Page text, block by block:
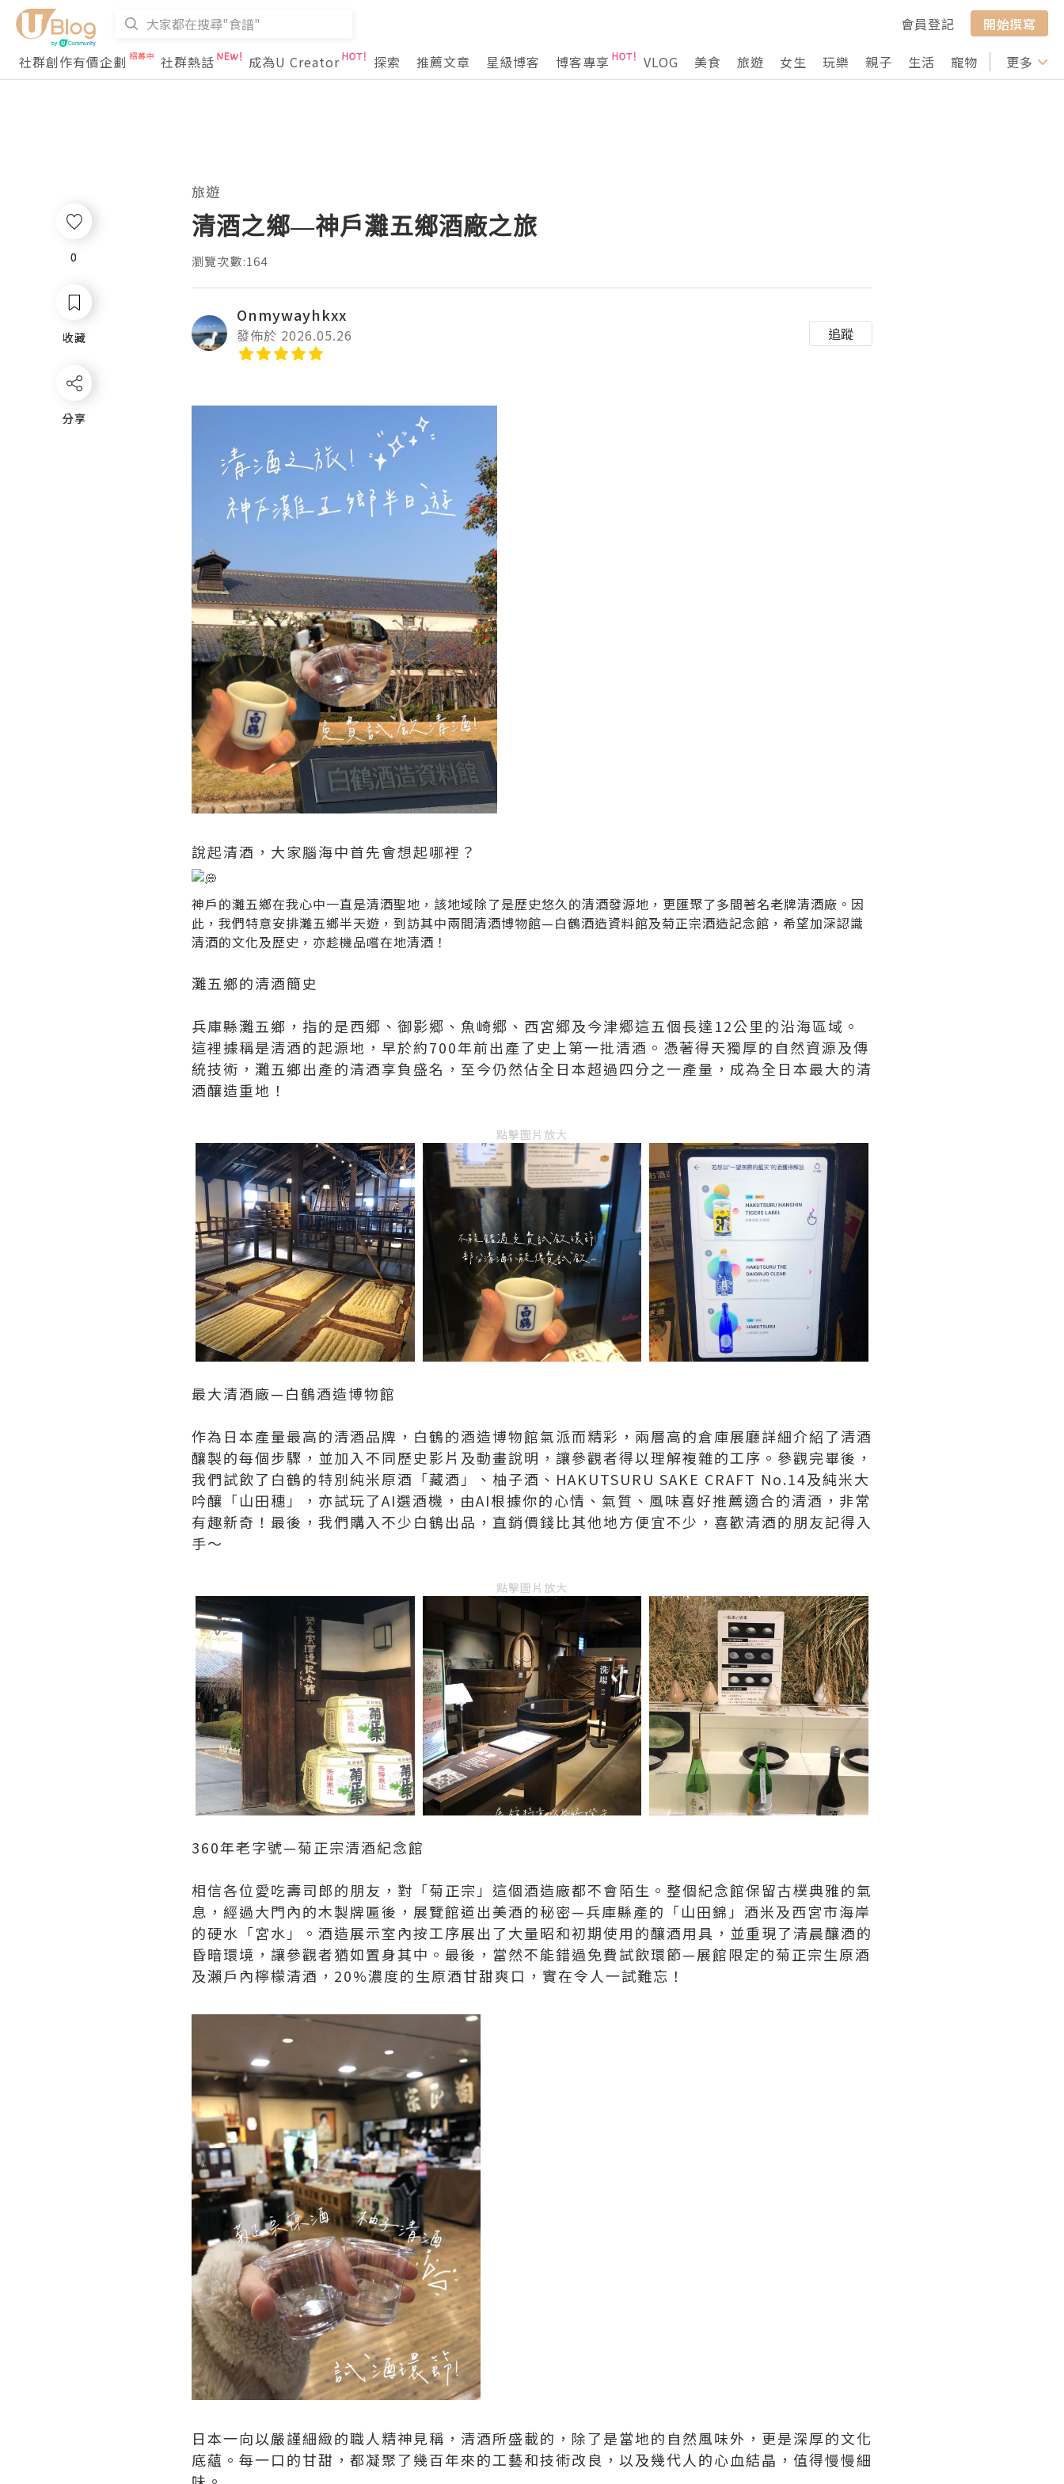
會員登記
開始撰寫
社群創作有價企劃
社群熱話 成為U Creator 探索 推薦文章 星級博客 博客專享 VLOG 美食 旅遊 女生 玩樂 親子 生活 寵物 行山 打卡
更多
0
收藏
分享
旅遊
清酒之鄉—神戶灘五鄉酒廠之旅
瀏覽次數:164
Onmywayhkxx
發佈於 2026.05.26 追蹤
說起清酒，大家腦海中首先會想起哪裡？
神戶的灘五鄉在我心中一直是清酒聖地，該地域除了是歷史悠久的清酒發源地，更匯聚了多間著名老牌清酒廠。因
此，我們特意安排灘五鄉半天遊，到訪其中兩間清酒博物館—白鶴酒造資料館及菊正宗酒造記念館，希望加深認識
清酒的文化及歷史，亦趁機品嚐在地清酒！
灘五鄉的清酒簡史
兵庫縣灘五鄉，指的是西郷、御影郷、魚崎郷、西宮郷及今津郷這五個長達12公里的沿海區域。
這裡據稱是清酒的起源地，早於約700年前出產了史上第一批清酒。憑著得天獨厚的自然資源及傳
統技術，灘五鄉出產的清酒享負盛名，至今仍然佔全日本超過四分之一產量，成為全日本最大的清
酒釀造重地！
點擊圖片放大
最大清酒廠—白鶴酒造博物館
作為日本產量最高的清酒品牌，白鶴的酒造博物館氣派而精彩，兩層高的倉庫展廳詳細介紹了清酒
釀製的每個步驟，並加入不同歷史影片及動畫說明，讓參觀者得以理解複雜的工序。參觀完畢後，
我們試飲了白鶴的特別純米原酒「藏酒」、柚子酒、HAKUTSURU SAKE CRAFT No.14及純米大
吟釀「山田穗」，亦試玩了AI選酒機，由AI根據你的心情、氣質、風味喜好推薦適合的清酒，非常
有趣新奇！最後，我們購入不少白鶴出品，直銷價錢比其他地方便宜不少，喜歡清酒的朋友記得入
手～
點擊圖片放大
360年老字號—菊正宗清酒紀念館
相信各位愛吃壽司郎的朋友，對「菊正宗」這個酒造廠都不會陌生。整個紀念館保留古樸典雅的氣
息，經過大門內的木製牌匾後，展覽館道出美酒的秘密—兵庫縣產的「山田錦」酒米及西宮市海岸
的硬水「宮水」。酒造展示室內按工序展出了大量昭和初期使用的釀酒用具，並重現了清晨釀酒的
昏暗環境，讓參觀者猶如置身其中。最後，當然不能錯過免費試飲環節—展館限定的菊正宗生原酒
及瀨戶內檸檬清酒，20%濃度的生原酒甘甜爽口，實在令人一試難忘！
日本一向以嚴謹細緻的職人精神見稱，清酒所盛載的，除了是當地的自然風味外，更是深厚的文化
底蘊。每一口的甘甜，都凝聚了幾百年來的工藝和技術改良，以及幾代人的心血結晶，值得慢慢細
0
收藏
分享